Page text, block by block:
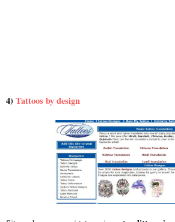
4)Tattoos by design